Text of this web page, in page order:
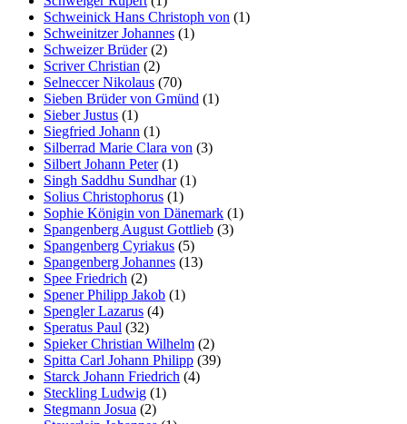
Schweinick Hans Christoph von (1)
Schweinitzer Johannes (1)
Schweizer Brüder(2)
Scriver Christian (2)
Selneccer Nikolaus (70)
Sieben Brüder von Gmünd (1)
Sieber Justus (1)
Siegfried Johann (1)
Silberrad Marie Clara von (3)
Silbert Johann Peter(1)
Singh Saddhu Sundhar(1)
Solius Christophorus (1)
Sophie Königin von Dänemark (1)
Spangenberg August Gottlieb (3)
Spangenberg Cyriakus (5)
Spangenberg Johannes (13)
Spee Friedrich (2)
Spener Philipp Jakob (1)
Spengler Lazarus (4)
Speratus Paul (32)
Spieker Christian Wilhelm (2)
Spitta Carl Johann Philipp (39)
Starck Johann Friedrich (4)
Steckling Ludwig (1)
Stegmann Josua (2)